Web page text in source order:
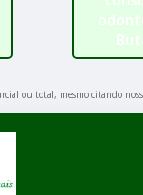
ou total, mesmo citando